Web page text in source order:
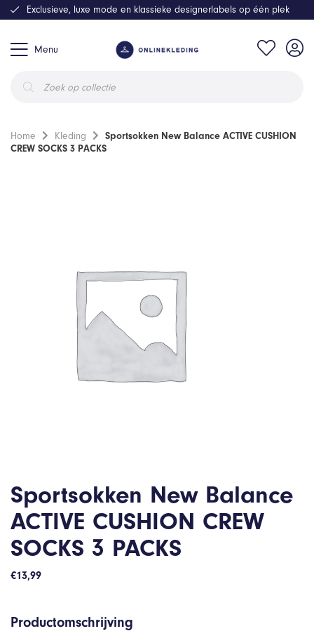
Menu
zoeken
Exclusieve, luxe mode en klassieke designerlabels op één plek
Home Kleding
Sportsokken New Balance ACTIVE CUSHION
CREW SOCKS 3 PACKS
Sportsokken New Balance
ACTIVE CUSHION CREW
SOCKS 3 PACKS
€13,99
Productomschrijving